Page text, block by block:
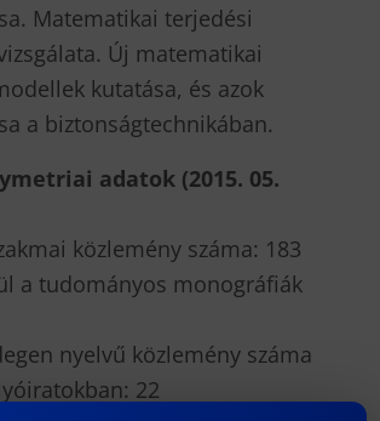
Matematikai terjedési
Új matematikai
kutatása, és azok
a biztonságtechnikában.
adatok (2015. 05.
közlemény száma: 183
a tudományos monográfiák
nyelvű közlemény száma
22